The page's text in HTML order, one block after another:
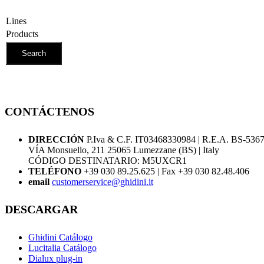
Lines
Products
Search
CONTÁCTENOS
DIRECCIÓN P.Iva & C.F. IT03468330984 | R.E.A. BS-
VÍA Monsuello, 211 25065 Lumezzane (BS) | Italy
CÓDIGO DESTINATARIO: M5UXCR1
TELÉFONO +39 030 89.25.625 | Fax +39 030 82.48.406
email customerservice@ghidini.it
DESCARGAR
Ghidini Catálogo
Lucitalia Catálogo
Dialux plug-in